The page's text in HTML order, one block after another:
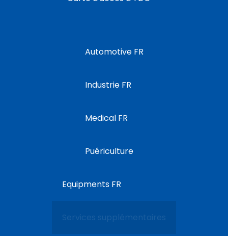
Automotive FR
Industrie FR
Medical FR
Puériculture
Equipments FR
Services supplémentaires